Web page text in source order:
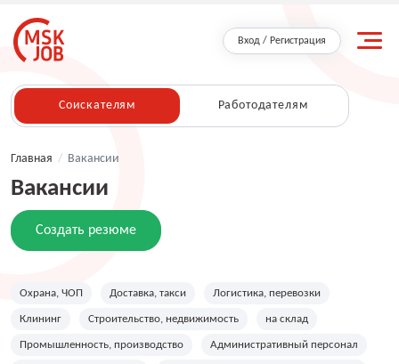
Вход / Регистрация
Соискателям Работодателям
Главная / Вакансии
Вакансии
Создать резюме
Охрана, ЧОП Доставка, такси Логистика, перевозки
Клининг Строительство, недвижимость на склад
Промышленность, производство Административный персонал